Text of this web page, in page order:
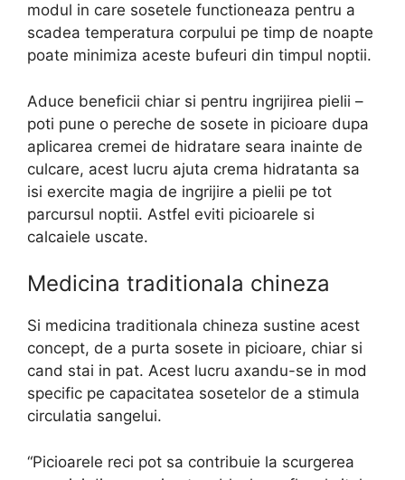
modul in care sosetele functioneaza pentru a
scadea temperatura corpului pe timp de noapte
poate minimiza aceste bufeuri din timpul noptii.
Aduce beneficii chiar si pentru ingrijirea pielii –
poti pune o pereche de sosete in picioare dupa
aplicarea cremei de hidratare seara inainte de
culcare, acest lucru ajuta crema hidratanta sa
isi exercite magia de ingrijire a pielii pe tot
parcursul noptii. Astfel eviti picioarele si
calcaiele uscate.
Medicina traditionala chineza
Si medicina traditionala chineza sustine acest
concept, de a purta sosete in picioare, chiar si
cand stai in pat. Acest lucru axandu-se in mod
specific pe capacitatea sosetelor de a stimula
circulatia sangelui.
“Picioarele reci pot sa contribuie la scurgerea